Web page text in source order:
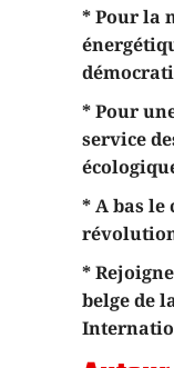
* Pour la
* Pour
service
* A bas
*
belge de